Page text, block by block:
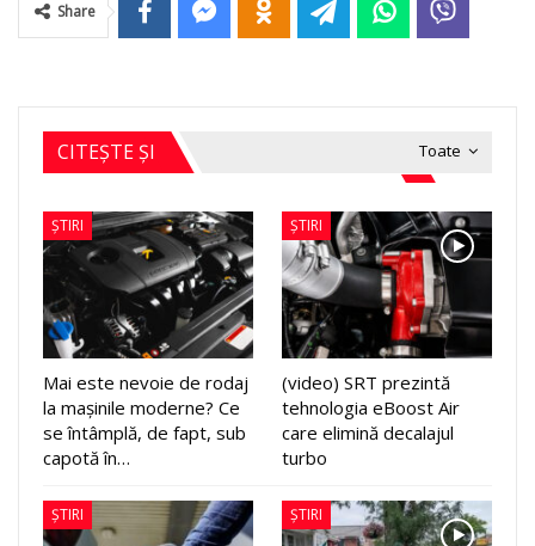
Share
Toate
CITEȘTE ȘI
ȘTIRI
Mai este nevoie de rodaj
la mașinile moderne? Ce
se întâmplă, de fapt, sub
capotă în…
ȘTIRI
(video) SRT prezintă
tehnologia eBoost Air
care elimină decalajul
turbo
ȘTIRI ȘTIRI